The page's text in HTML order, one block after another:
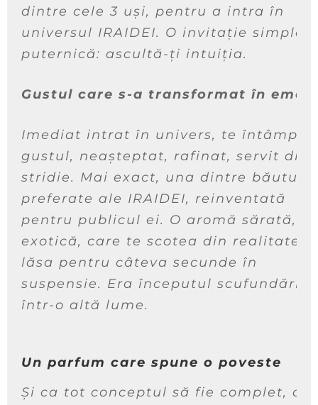
dintre cele 3 uși, pentru a intra în
universul IRAIDEI. O invitație simplă,
puternică: ascultă-ți intuiția.
Gustul care s-a transformat în
Imediat intrat în univers, te
gustul, neașteptat, rafinat, servit
stridie. Mai exact, una dintre
preferate ale IRAIDEI, reinventată
pentru publicul ei. O aromă sărată,
exotică, care te scotea din realitate
lăsa pentru câteva secunde în
suspensie. Era începutul scufundării
într-o altă lume.
Un parfum care spune o poveste
Și ca tot conceptul să fie complet, o